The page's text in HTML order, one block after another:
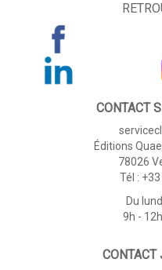
CONTACT
Éditions
78026
Tél :
Du
9h -
CONTACT